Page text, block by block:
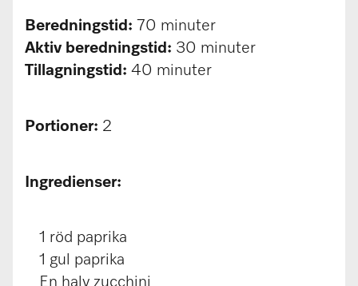
Beredningstid: 70 minuter
Aktiv beredningstid: 30 minuter
Tillagningstid: 40 minuter
Portioner: 2
Ingredienser:
1 röd paprika
1 gul paprika
En halv zucchini